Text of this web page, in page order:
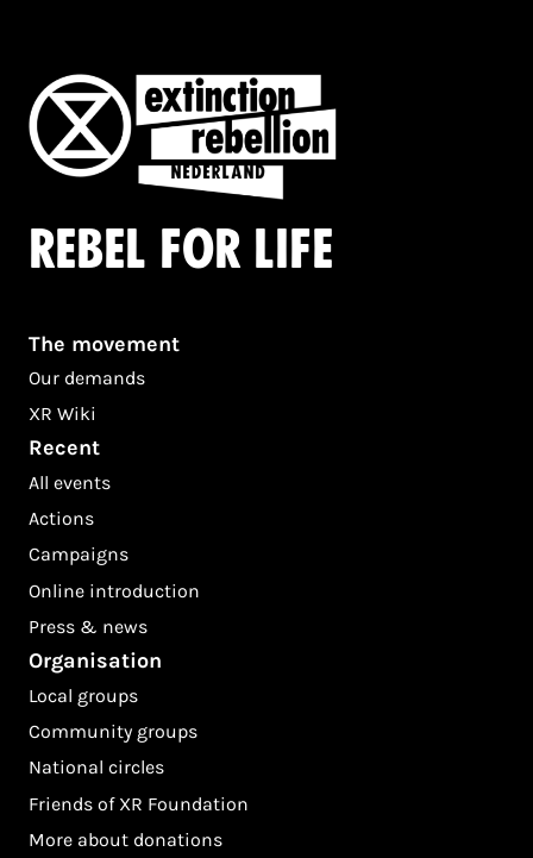
Rebel for life
The movement
Our demands
XR Wiki
Recent
All events
Actions
Campaigns
Online introduction
Press & news
Organisation
Local groups
Community groups
National circles
Friends of XR Foundation
More about donations